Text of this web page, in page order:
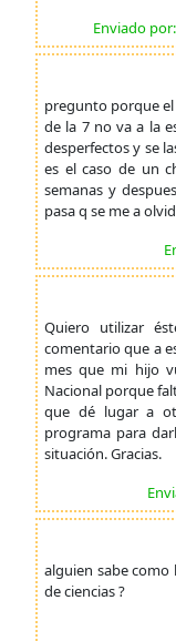
Enviado
pregunto porque
de la 7 no va a la
desperfectos y se
es el caso de un
semanas y
pasa q se me a
Quiero utilizar
comentario que a
mes que mi hijo
Nacional porque
que dé lugar a
programa para
situación. Gracias.
alguien sabe como
de ciencias ?